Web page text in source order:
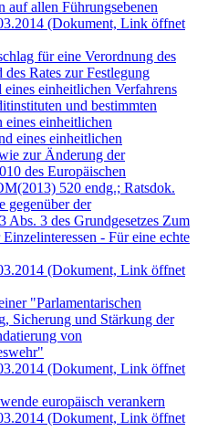
auf allen Führungsebenen
(Dokument, Link öffnet
für eine Verordnung des
Rates zur Festlegung
einheitlichen Verfahrens
und bestimmten
einheitlichen
eines einheitlichen
zur Änderung der
des Europäischen
520 endg.; Ratsdok.
gegenüber der
Abs. 3 des Grundgesetzes Zum
- Für eine echte
(Dokument, Link öffnet
"Parlamentarischen
Sicherung und Stärkung der
von
(Dokument, Link öffnet
europäisch verankern
(Dokument, Link öffnet